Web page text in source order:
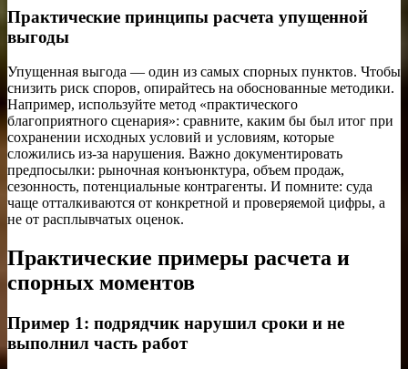
Практические принципы расчета упущенной
выгоды
Упущенная выгода — один из самых спорных пунктов. Чтобы
снизить риск споров, опирайтесь на обоснованные методики.
Например, используйте метод «практического
благоприятного сценария»: сравните, каким бы был итог при
сохранении исходных условий и условиям, которые
сложились из-за нарушения. Важно документировать
предпосылки: рыночная конъюнктура, объем продаж,
сезонность, потенциальные контрагенты. И помните: суда
чаще отталкиваются от конкретной и проверяемой цифры, а
не от расплывчатых оценок.
Практические примеры расчета и
спорных моментов
Пример 1: подрядчик нарушил сроки и не
выполнил часть работ